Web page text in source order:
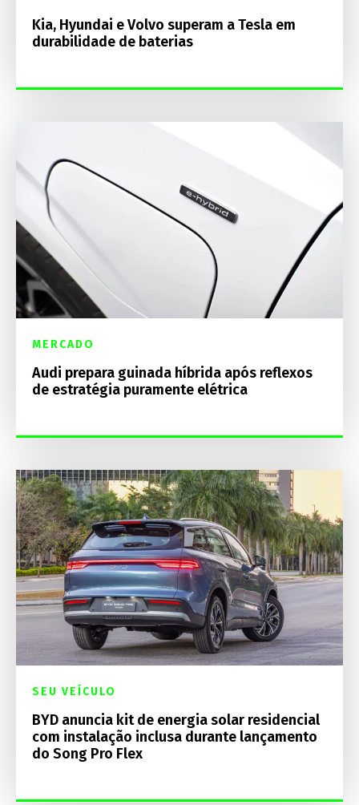
Kia, Hyundai e Volvo superam a Tesla em
durabilidade de baterias
MERCADO
Audi prepara guinada híbrida após reflexos
de estratégia puramente elétrica
SEU VEÍCULO
BYD anuncia kit de energia solar residencial
com instalação inclusa durante lançamento
do Song Pro Flex